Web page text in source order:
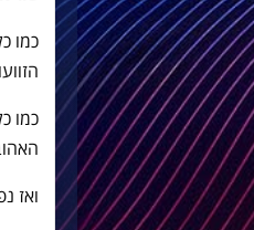
כמו
כמו
ואז